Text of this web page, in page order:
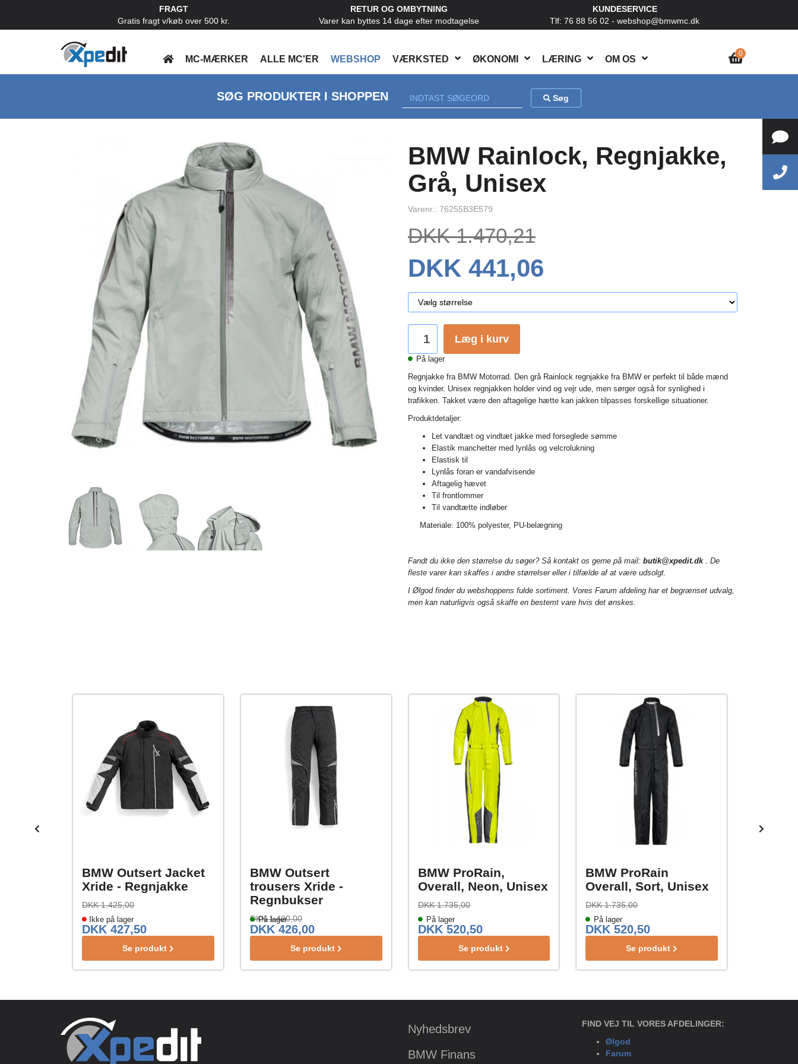
MC-MÆRKER ALLE MC'ER WEBSHOP VÆRKSTED ØKONOMI LÆRING OM OS
0
FRAGT
Gratis fragt v/køb over 500 kr.
RETUR OG OMBYTNING
Varer kan byttes 14 dage efter modtagelse
KUNDESERVICE
Tlf: 76 88 56 02 - webshop@bmwmc.dk
SØG PRODUKTER I SHOPPEN Søg
BMW Rainlock, Regnjakke,
Grå, Unisex
Varenr.: 76255B3E579
DKK 1.470,21
DKK 441,06
Læg i kurv
På lager
Regnjakke fra BMW Motorrad. Den grå Rainlock regnjakke fra BMW er perfekt til både mænd
og kvinder. Unisex regnjakken holder vind og vejr ude, men sørger også for synlighed i
trafikken. Takket være den aftagelige hætte kan jakken tilpasses forskellige situationer.
Produktdetaljer:
Let vandtæt og vindtæt jakke med forseglede sømme
Elastik manchetter med lynlås og velcrolukning
Elastisk til
Lynlås foran er vandafvisende
Aftagelig hævet
Til frontlommer
Til vandtætte indløber
Materiale: 100% polyester, PU-belægning
Fandt du ikke den størrelse du søger? Så kontakt os gerne på mail: butik@xpedit.dk. De
fleste varer kan skaffes i andre størrelser eller i tilfælde af at være udsolgt.
I Ølgod finder du webshoppens fulde sortiment. Vores Farum afdeling har et begrænset udvalg,
men kan naturligvis også skaffe en bestemt vare hvis det ønskes.
BMW Outsert Jacket
Xride - Regnjakke
Ikke på lager
DKK 1.425,00
DKK 427,50
Se produkt
BMW Outsert
trousers Xride -
Regnbukser
På lager
DKK 1.420,00
DKK 426,00
Se produkt
BMW ProRain,
Overall, Neon, Unisex
På lager
DKK 1.735,00
DKK 520,50
Se produkt
BMW ProRain
Overall, Sort, Unisex
På lager
DKK 1.735,00
DKK 520,50
Se produkt
Nyhedsbrev
BMW Finans
FIND VEJ TIL VORES AFDELINGER:
Ølgod
Farum